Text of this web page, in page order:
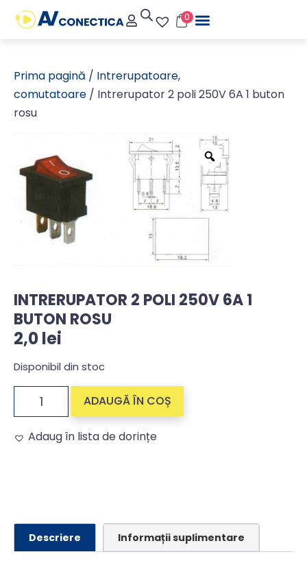
0
Prima pagină / Intrerupatoare,
comutatoare / Intrerupator 2 poli 250V 6A 1 buton
rosu
INTRERUPATOR 2 POLI 250V 6A 1
BUTON ROSU
2,0lei
Disponibil din stoc
ADAUGĂ ÎN COȘ
Adaug în lista de dorințe
Descriere Informații suplimentare